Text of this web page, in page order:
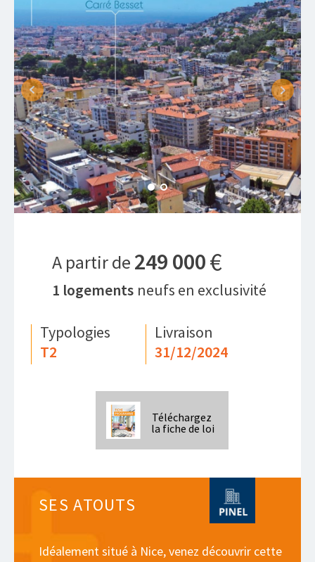
A partir de 249 000€
1 logements neufs en exclusivité
Typologies
T2
Livraison
31/12/2024
Téléchargez
la fiche de loi
SES ATOUTS
Idéalement situé à Nice, venez découvrir cette